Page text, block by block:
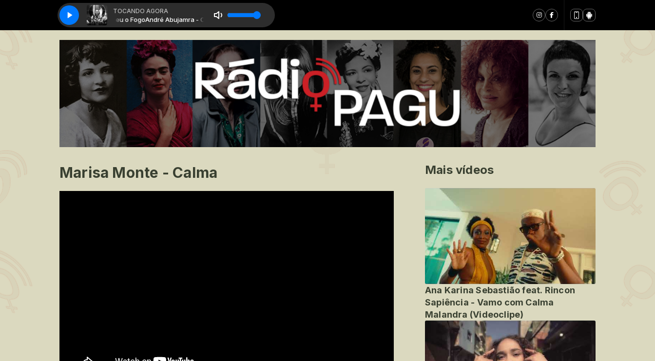
TOCANDO AGORA
André Abujamra - O Amor Comeu o FogoAndré Abujamra - O Amor Comeu o Fogo
Marisa Monte - Calma Mais vídeos
Ana Karina Sebastião feat. Rincon
Sapiência - Vamo com Calma
Malandra (Videoclipe)